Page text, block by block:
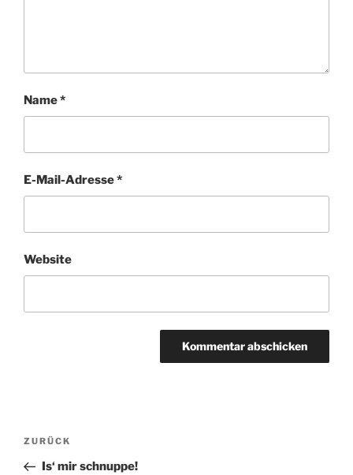
Name*
E-Mail-Adresse*
Website
Beitragsnavigation
Vorheriger
Beitrag
ZURÜCK
Is‘ mir schnuppe!